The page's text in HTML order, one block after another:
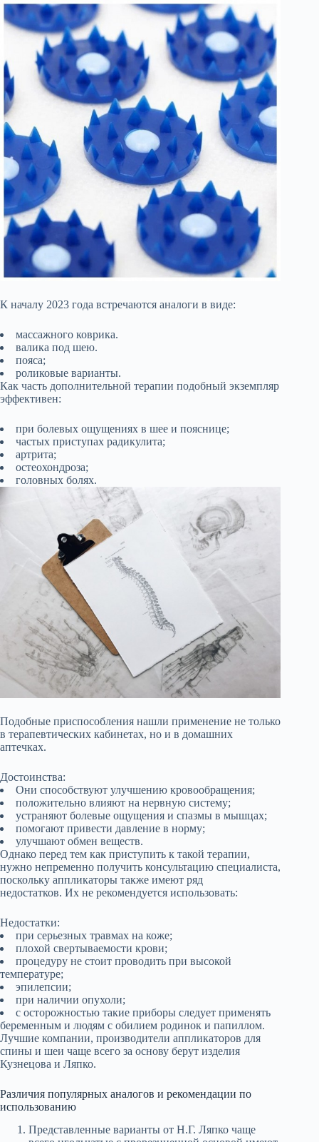
К началу 2023 года встречаются аналоги в виде:
массажного коврика.
валика под шею.
пояса;
роликовые варианты.
Как часть дополнительной терапии подобный экземпляр
эффективен:
при болевых ощущениях в шее и пояснице;
частых приступах радикулита;
артрита;
остеохондроза;
головных болях.
Подобные приспособления нашли применение не только
в терапевтических кабинетах, но и в домашних
аптечках.
Достоинства:
Они способствуют улучшению кровообращения;
положительно влияют на нервную систему;
устраняют болевые ощущения и спазмы в мышцах;
помогают привести давление в норму;
улучшают обмен веществ.
Однако перед тем как приступить к такой терапии,
нужно непременно получить консультацию специалиста,
поскольку аппликаторы также имеют ряд
недостатков. Их не рекомендуется использовать:
Недостатки:
при серьезных травмах на коже;
плохой свертываемости крови;
процедуру не стоит проводить при высокой
температуре;
эпилепсии;
при наличии опухоли;
с осторожностью такие приборы следует применять
беременным и людям с обилием родинок и папиллом.
Лучшие компании, производители аппликаторов для
спины и шеи чаще всего за основу берут изделия
Кузнецова и Ляпко.
Различия популярных аналогов и рекомендации по
использованию
Представленные варианты от Н.Г. Ляпко чаще